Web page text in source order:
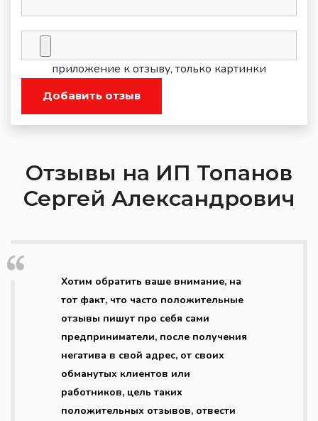
приложение к отзыву, только картинки
Добавить отзыв
Отзывы на ИП Топанов
Сергей Александрович
Хотим обратить ваше внимание, на
тот факт, что часто положительные
отзывы пишут про себя сами
предприниматели, после получения
негатива в свой адрес, от своих
обманутых клиентов или
работников, цель таких
положительных отзывов, отвести